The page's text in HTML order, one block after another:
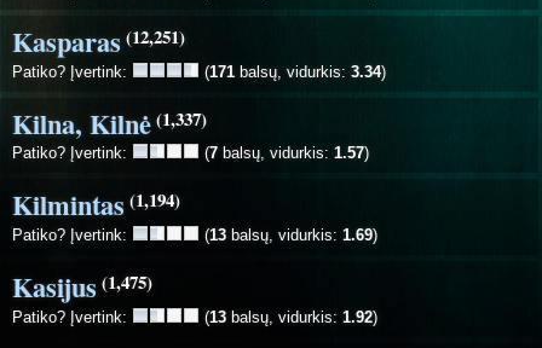
Kasparas (12,251)
Patiko? Įvertink: (171 balsų, vidurkis: 3.34)
Kilna, Kilnė(1,337)
Patiko? Įvertink: (7 balsų, vidurkis: 1.57)
Kilmintas (1,194)
Patiko? Įvertink: (13 balsų, vidurkis: 1.69)
Kasijus(1,475)
Patiko? Įvertink: (13 balsų, vidurkis: 1.92)